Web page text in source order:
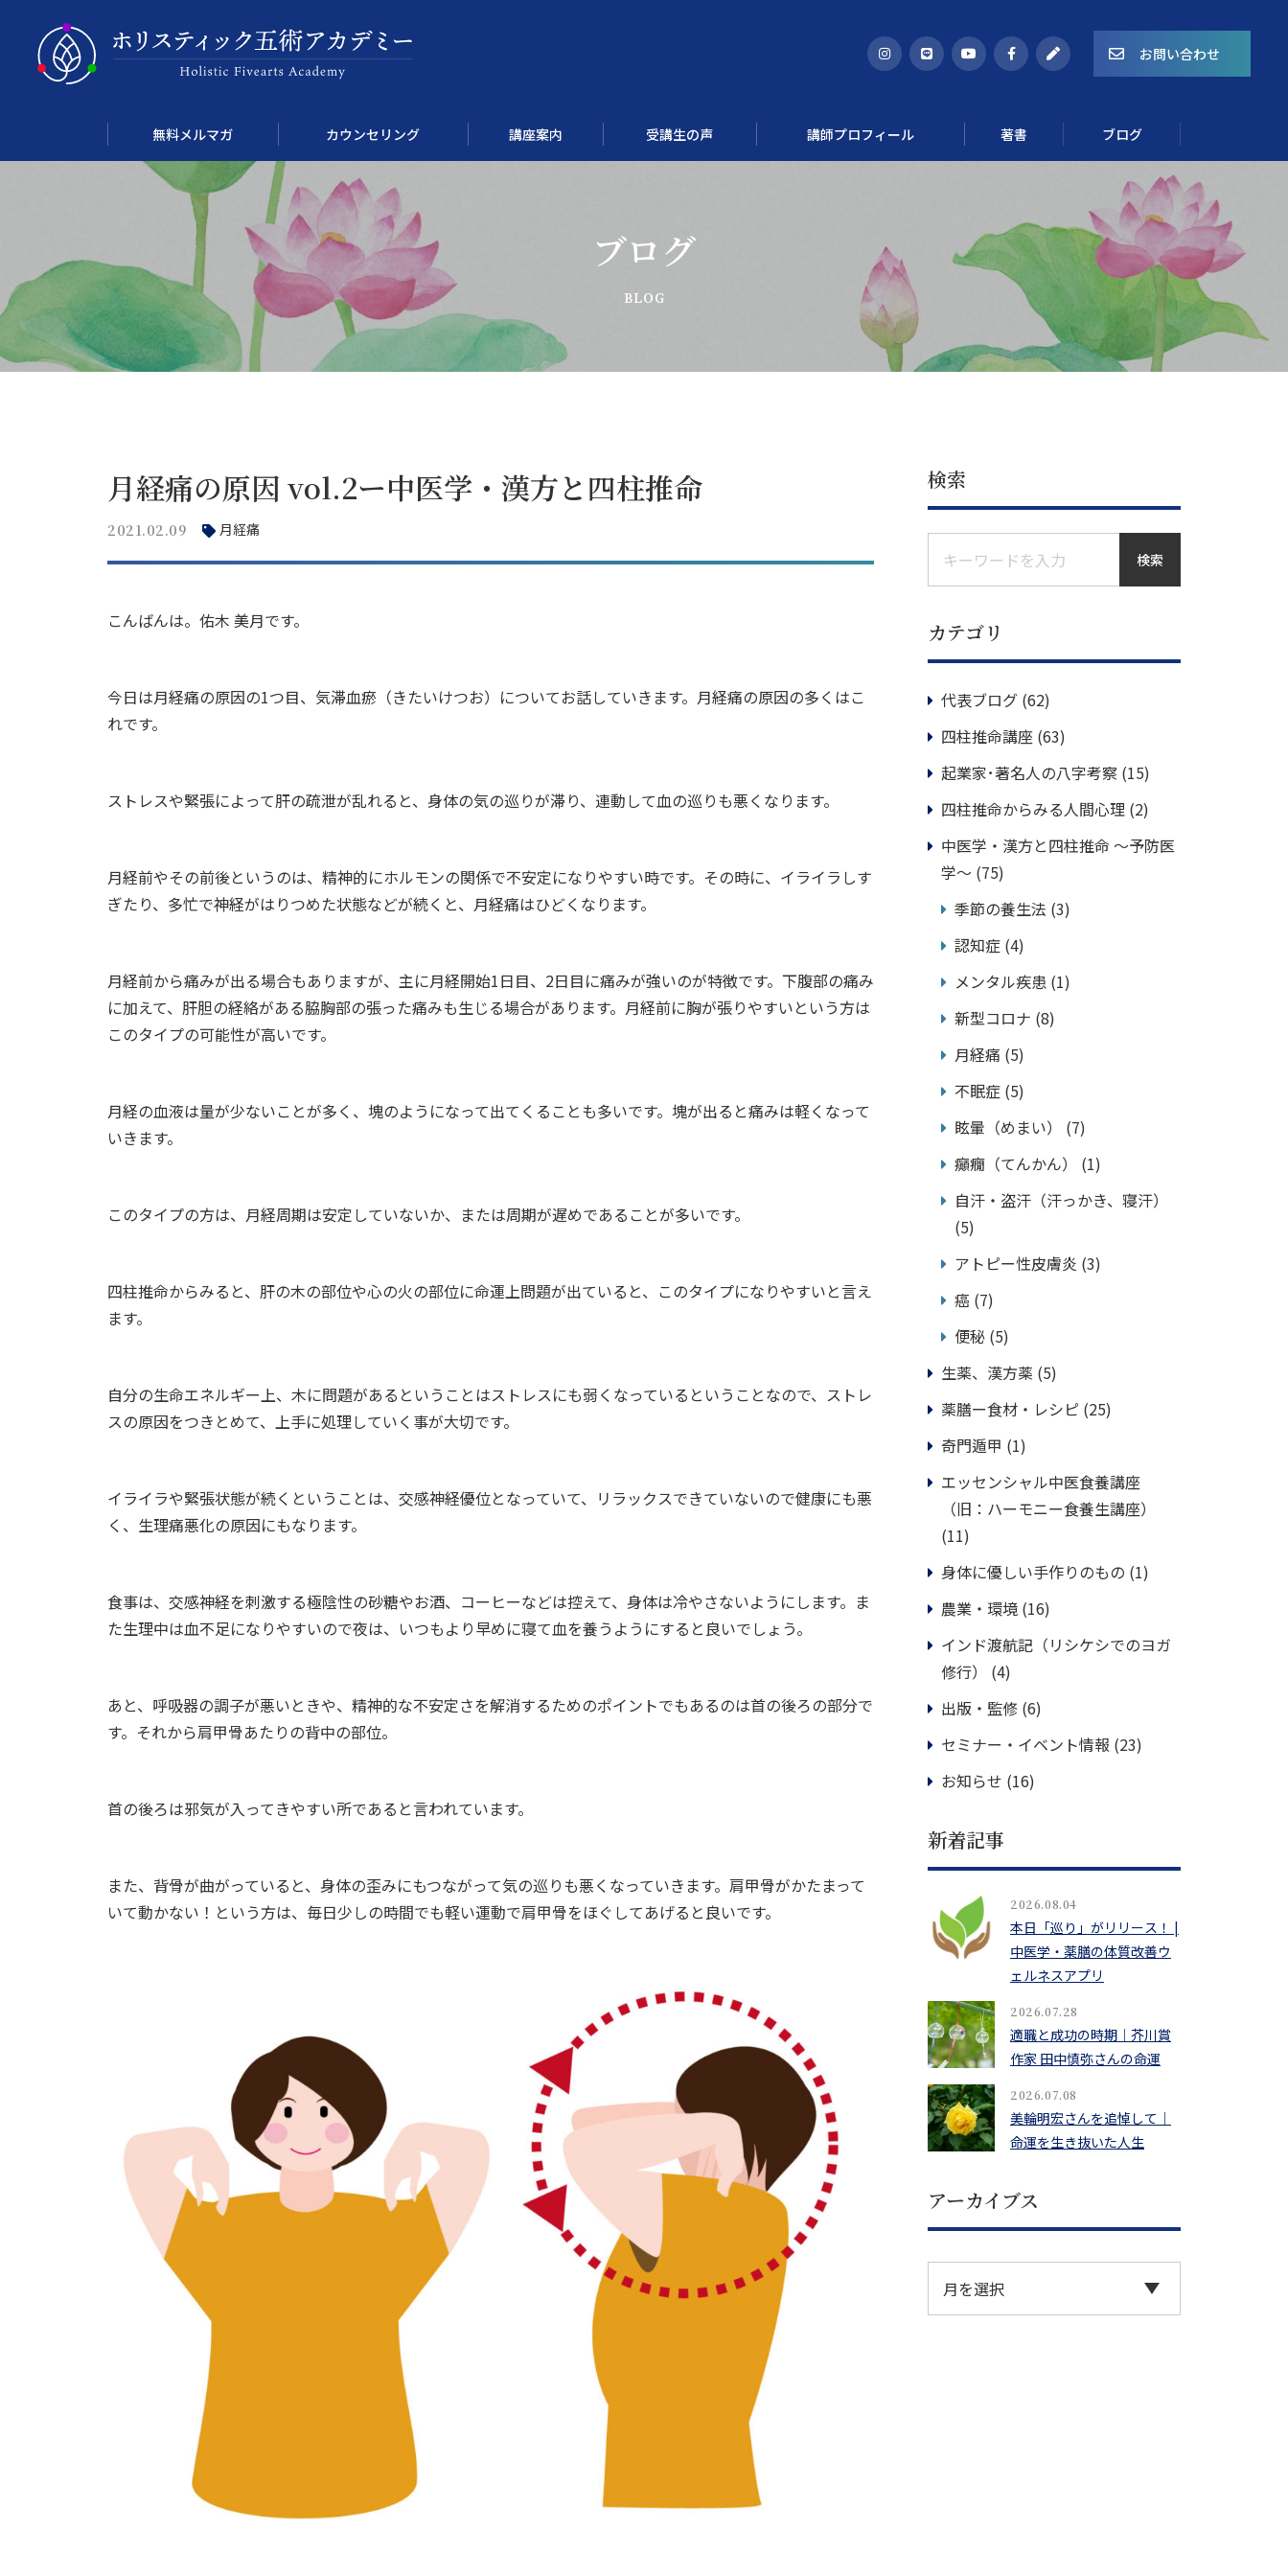
お問い合わせ
無料メルマガ カウンセリング 講座案内
Course 01
ホリスティック四柱推命講座 ゆらぎを整える食養生講座
受講生の声 講師プロフィール 著書 ブログ
ブログ
月経痛の原因 vol.2ー中医学・漢方と四柱推命
2021.02.09 月経痛
こんばんは。佑木 美月です。
今日は月経痛の原因の1つ目、気滞血瘀（きたいけつお）についてお話していきます。月経痛の原因の多くはこ
れです。
ストレスや緊張によって肝の疏泄が乱れると、身体の気の巡りが滞り、連動して血の巡りも悪くなります。
月経前やその前後というのは、精神的にホルモンの関係で不安定になりやすい時です。その時に、イライラしす
ぎたり、多忙で神経がはりつめた状態などが続くと、月経痛はひどくなります。
月経前から痛みが出る場合もありますが、主に月経開始1日目、2日目に痛みが強いのが特徴です。下腹部の痛み
に加えて、肝胆の経絡がある脇胸部の張った痛みも生じる場合があります。月経前に胸が張りやすいという方は
このタイプの可能性が高いです。
月経の血液は量が少ないことが多く、塊のようになって出てくることも多いです。塊が出ると痛みは軽くなって
いきます。
このタイプの方は、月経周期は安定していないか、または周期が遅めであることが多いです。
四柱推命からみると、肝の木の部位や心の火の部位に命運上問題が出ていると、このタイプになりやすいと言え
ます。
自分の生命エネルギー上、木に問題があるということはストレスにも弱くなっているということなので、ストレ
スの原因をつきとめて、上手に処理していく事が大切です。
イライラや緊張状態が続くということは、交感神経優位となっていて、リラックスできていないので健康にも悪
く、生理痛悪化の原因にもなります。
食事は、交感神経を刺激する極陰性の砂糖やお酒、コーヒーなどは控えて、身体は冷やさないようにします。ま
た生理中は血不足になりやすいので夜は、いつもより早めに寝て血を養うようにすると良いでしょう。
あと、呼吸器の調子が悪いときや、精神的な不安定さを解消するためのポイントでもあるのは首の後ろの部分で
す。それから肩甲骨あたりの背中の部位。
首の後ろは邪気が入ってきやすい所であると言われています。
また、背骨が曲がっていると、身体の歪みにもつながって気の巡りも悪くなっていきます。肩甲骨がかたまって
いて動かない！という方は、毎日少しの時間でも軽い運動で肩甲骨をほぐしてあげると良いです。
検索
検索
カテゴリ
代表ブログ (62)
四柱推命講座 (63)
起業家･著名人の八字考察 (15)
四柱推命からみる人間心理 (2)
中医学・漢方と四柱推命 ～予防医
学～ (75)
季節の養生法 (3)
認知症 (4)
メンタル疾患 (1)
新型コロナ (8)
月経痛 (5)
不眠症 (5)
眩暈（めまい）
(7)
癲癇（てんかん）
(1)
自汗・盗汗（汗っかき、寝汗）
(5)
アトピー性皮膚炎 (3)
癌 (7)
便秘 (5)
生薬、漢方薬 (5)
薬膳ー食材・レシピ (25)
奇門遁甲 (1)
エッセンシャル中医食養講座
（旧：ハーモニー食養生講座）
(11)
身体に優しい手作りのもの (1)
農業・環境 (16)
インド渡航記（リシケシでのヨガ
修行）
(4)
出版・監修 (6)
セミナー・イベント情報 (23)
お知らせ (16)
新着記事
2026.08.04
本日「巡り」がリリース！ |
中医学・薬膳の体質改善ウ
ェルネスアプリ
2026.07.28
適職と成功の時期｜芥川賞
作家 田中慎弥さんの命運
2026.07.08
美輪明宏さんを追悼して｜
命運を生き抜いた人生
アーカイブス